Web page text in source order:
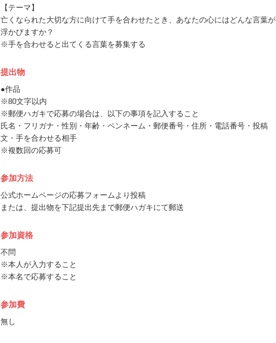
【テーマ】
亡くなられた大切な方に向けて手を合わせたとき、あなたの心にはどんな言葉が
浮かびますか？
※手を合わせると出てくる言葉を募集する
提出物
●作品
※80文字以内
※郵便ハガキで応募の場合は、以下の事項を記入すること
氏名・フリガナ・性別・年齢・ペンネーム・郵便番号・住所・電話番号・投稿
文・手を合わせる相手
※複数回の応募可
参加方法
公式ホームページの応募フォームより投稿
または、提出物を下記提出先まで郵便ハガキにて郵送
参加資格
不問
※本人が入力すること
※本名で応募すること
参加費
無し